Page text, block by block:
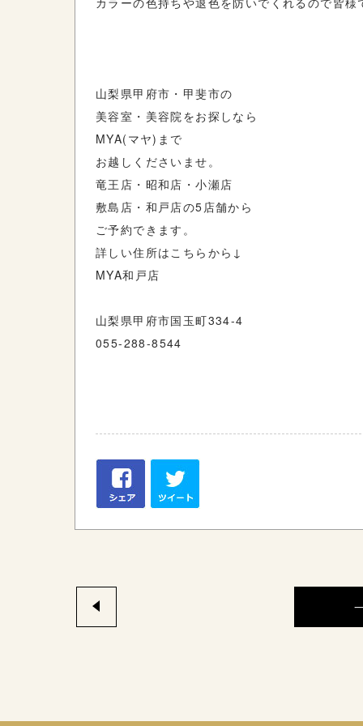
山梨県甲府市・甲斐市の
美容室・美容院をお探しなら
MYA(マヤ)まで
お越しくださいませ。
竜王店・昭和店・小瀬店
敷島店・和戸店の5店舗から
ご予約できます。
詳しい住所はこちらから↓
MYA和戸店
山梨県甲府市国玉町334-4
055-288-8544